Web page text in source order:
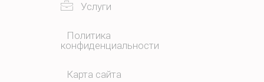
Услуги
Политика
конфиденциальности
Карта сайта